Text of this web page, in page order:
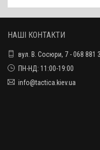
НАШІ КОНТАКТИ
вул. В. Сосюри, 7 - 068 881
ПН-НД: 11:00-19:00
info@tactica.kiev.ua